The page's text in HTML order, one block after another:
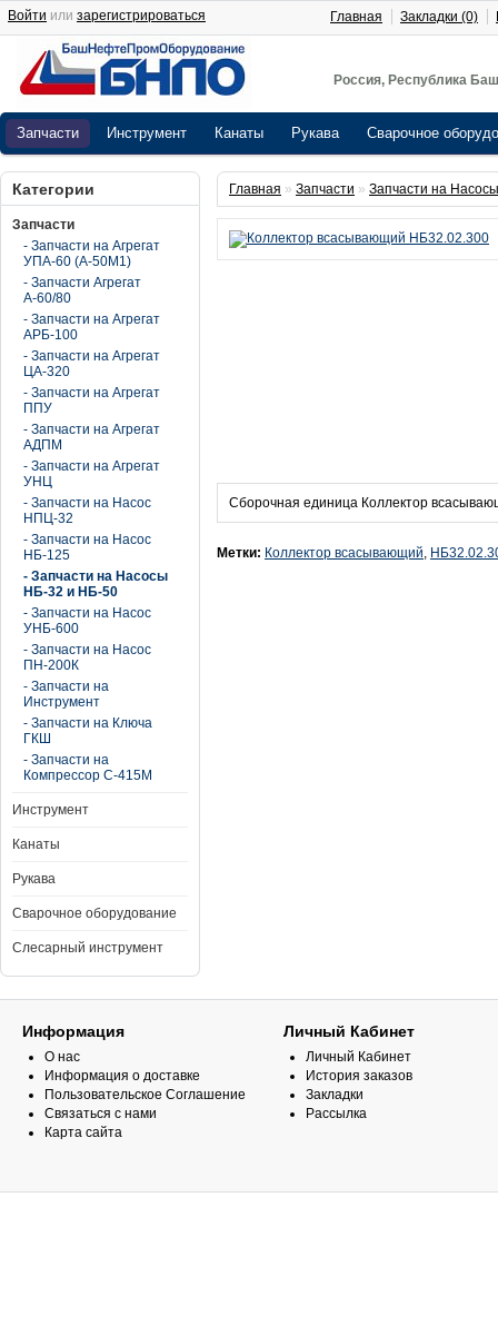
Россия, Республика
Войти или зарегистрироваться Главная Закладки (0)
Запчасти Инструмент Канаты Рукава Сварочное
Категории
Запчасти
- Запчасти на Агрегат
УПА-60 (А-50М1)
- Запчасти Агрегат
А-60/80
- Запчасти на Агрегат
АРБ-100
- Запчасти на Агрегат
ЦА-320
- Запчасти на Агрегат
ППУ
- Запчасти на Агрегат
АДПМ
- Запчасти на Агрегат
УНЦ
- Запчасти на Насос
НПЦ-32
- Запчасти на Насос
НБ-125
- Запчасти на Насосы
НБ-32 и НБ-50
- Запчасти на Насос
УНБ-600
- Запчасти на Насос
ПН-200К
- Запчасти на
Инструмент
- Запчасти на Ключа
ГКШ
- Запчасти на
Компрессор С-415М
Инструмент
Канаты
Рукава
Сварочное оборудование
Слесарный инструмент
Главная » Запчасти » Запчасти на
Сборочная единица Коллектор
Метки: Коллектор всасывающий,
Информация
О нас
Информация о доставке
Пользовательское Соглашение
Связаться с нами
Карта сайта
Личный Кабинет
Личный Кабинет
История заказов
Закладки
Рассылка